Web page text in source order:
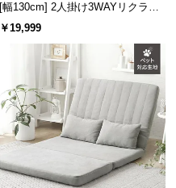
[幅130cm] 2人掛け3WAYリクライ
ニングソファ
￥19,999